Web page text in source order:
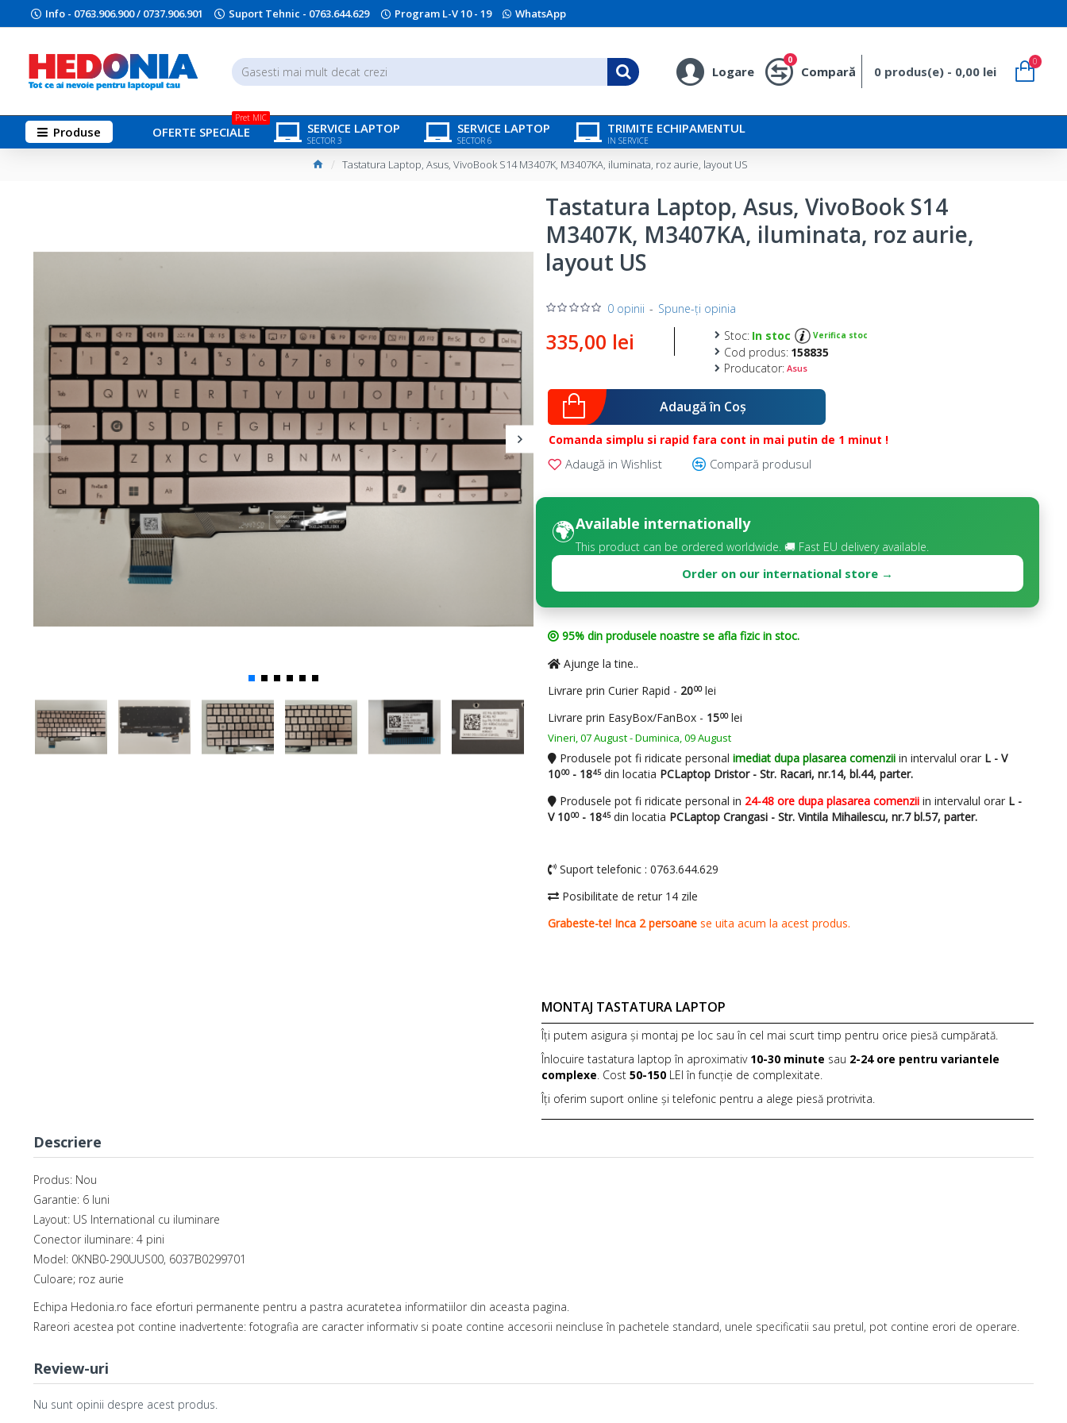
Info - 0763.906.900 / 0737.906.901 Suport Tehnic - 0763.644.629 Program L-V 10 - 19 WhatsApp
Logare Compară
0
0 produs(e) - 0,00 lei
0
Produse OFERTE SPECIALE
Pret MIC
SERVICE LAPTOP
SECTOR 3
SERVICE LAPTOP
SECTOR 6
TRIMITE ECHIPAMENTUL
IN SERVICE
Tastatura Laptop, Asus, VivoBook S14 M3407K, M3407KA, iluminata, roz aurie, layout US
Tastatura Laptop, Asus, VivoBook S14
M3407K, M3407KA, iluminata, roz aurie,
layout US
0 opinii - Spune-ţi opinia
335,00 lei Stoc: In stoc Verifica stoc
Cod produs: 158835
Producator: Asus
Adaugă în Coş
Comanda simplu si rapid fara cont in mai putin de 1 minut !
Adaugă in Wishlist Compară produsul
🌍Available internationally
This product can be ordered worldwide. 🚚 Fast EU delivery available.
Order on our international store →
MONTAJ TASTATURA LAPTOP
Îți putem asigura și montaj pe loc sau în cel mai scurt timp pentru orice piesă cumpărată.
Înlocuire tastatura laptop în aproximativ 10-30 minute sau 2-24 ore pentru variantele
complexe. Cost 50-150 LEI în funcție de complexitate.
Îți oferim suport online și telefonic pentru a alege piesă protrivita.
Descriere
Produs: Nou
Garantie: 6 luni
Layout: US International cu iluminare
Conector iluminare: 4 pini
Model: 0KNB0-290UUS00, 6037B0299701
Culoare; roz aurie
Echipa Hedonia.ro face eforturi permanente pentru a pastra acuratetea informatiilor din aceasta pagina.
Rareori acestea pot contine inadvertente: fotografia are caracter informativ si poate contine accesorii neincluse în pachetele standard, unele specificatii sau pretul, pot contine erori de operare.
Review-uri
Nu sunt opinii despre acest produs.